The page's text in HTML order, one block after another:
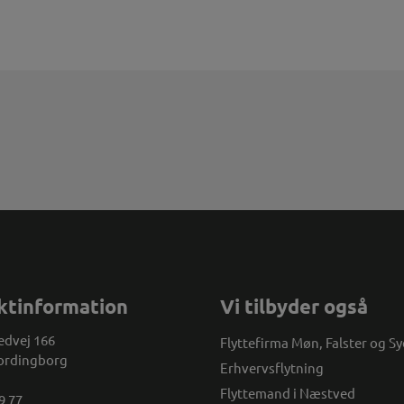
166
77
Vi tilbyder også
Flyttefirma Møn, Falster og
Erhvervsflytning
Flyttemand i Næstved